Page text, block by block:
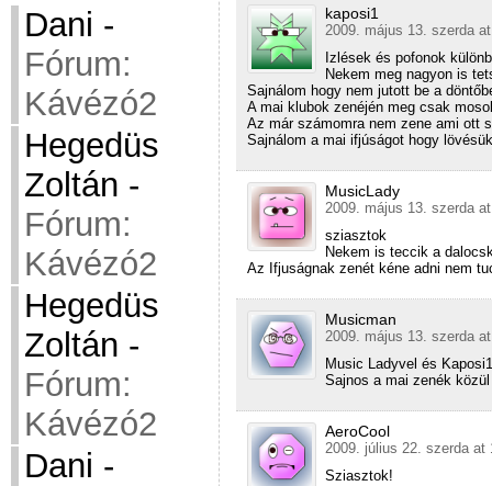
Dani -
Fórum:
Kávézó2
Hegedüs
Zoltán -
Fórum:
Kávézó2
Hegedüs
Zoltán -
Fórum:
Kávézó2
Dani -
kaposi1
2009. május 13. szerda
Izlések és pofonok
Nekem meg nagyon is
Sajnálom hogy nem jutott be a
A mai klubok zenéjén meg csak
Az már számomra nem zene ami ott
Sajnálom a mai ifjúságot hogy
MusicLady
2009. május 13. szerda
sziasztok
Nekem is teccik a
Az Ifjuságnak zenét kéne adni nem
Musicman
2009. május 13. szerda
Music Ladyvel és
Sajnos a mai zenék
AeroCool
2009. július 22. szerda at
Sziasztok!